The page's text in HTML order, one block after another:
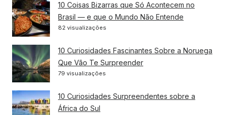
10 Coisas Bizarras que Só Acontecem no
Brasil — e que o Mundo Não Entende
82 visualizações
10 Curiosidades Fascinantes Sobre a Noruega
Que Vão Te Surpreender
79 visualizações
10 Curiosidades Surpreendentes sobre a
África do Sul